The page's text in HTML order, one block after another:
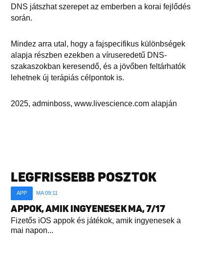
DNS játszhat szerepet az emberben a korai fejlődés
során.
Mindez arra utal, hogy a fajspecifikus különbségek
alapja részben ezekben a víruseredetű DNS-
szakaszokban keresendő, és a jövőben feltárhatók
lehetnek új terápiás célpontok is.
2025, adminboss, www.livescience.com alapján
LEGFRISSEBB POSZTOK
APP MA 09:11
APPOK, AMIK INGYENESEK MA, 7/17
Fizetős iOS appok és játékok, amik ingyenesek a
mai napon...